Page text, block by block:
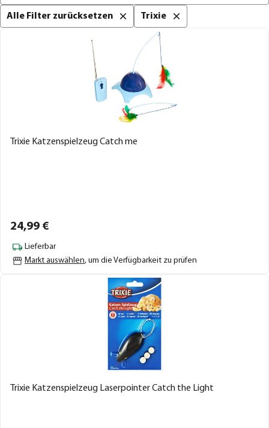
Alle Filter zurücksetzen Trixie
Trixie Katzenspielzeug Catch me
24,99 €
Lieferbar
Markt auswählen, um die Verfügbarkeit zu prüfen
Trixie Katzenspielzeug Laserpointer Catch the Light